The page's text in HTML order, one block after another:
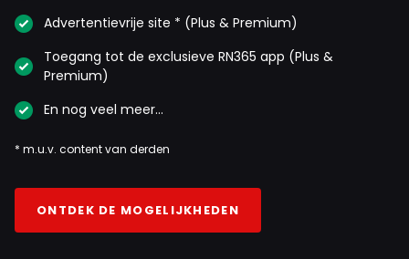
Advertentievrije site * (Plus & Premium)
Toegang tot de exclusieve RN365 app (Plus &
Premium)
En nog veel meer…
* m.u.v. content van derden
ONTDEK DE MOGELIJKHEDEN